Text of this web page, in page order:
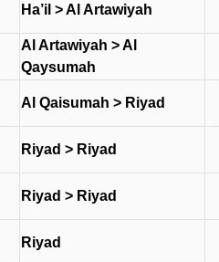
Ha’il > Al Artawiyah
Al Artawiyah > Al
Qaysumah
Al Qaisumah > Riyad
Riyad > Riyad
Riyad > Riyad
Riyad